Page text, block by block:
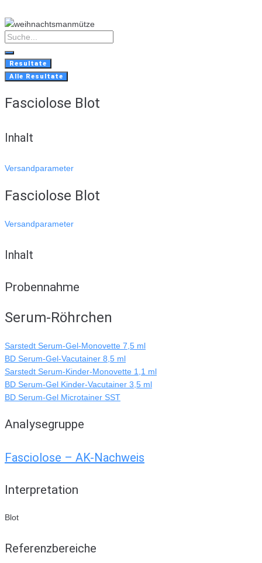
to
content
Search
...
Resultate
Alle Resultate
Fasciolose Blot
Inhalt
Versandparameter
Fasciolose Blot
Versandparameter
Inhalt
Probennahme
Serum-Röhrchen
Sarstedt Serum-Gel-Monovette 7,5 ml
BD Serum-Gel-Vacutainer 8,5 ml
Sarstedt Serum-Kinder-Monovette 1,1 ml
BD Serum-Gel Kinder-Vacutainer 3,5 ml
BD Serum-Gel Microtainer SST
Analysegruppe
Fasciolose – AK-Nachweis
Interpretation
Blot
Referenzbereiche